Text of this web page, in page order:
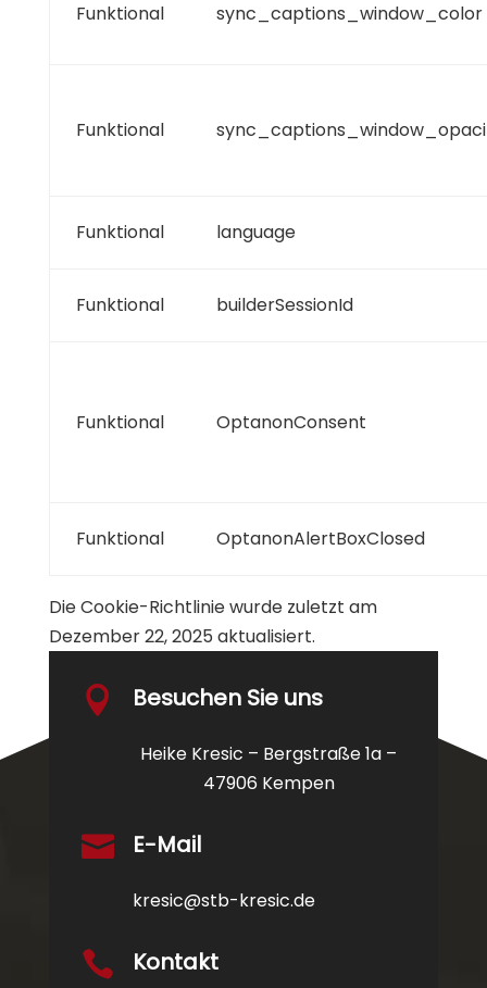
Funktional sync_captions_window_color
Funktional
Funktional language
Funktional builderSessionId
Funktional OptanonConsent
Funktional OptanonAlertBoxClosed
Die Cookie-Richtlinie wurde zuletzt am
Dezember 22, 2025 aktualisiert.
 Besuchen Sie uns
Heike Kresic – Bergstraße 1a –
47906 Kempen
 E-Mail
kresic@stb-kresic.de
 Kontakt